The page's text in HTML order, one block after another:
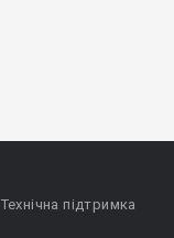
Технічна підтримка